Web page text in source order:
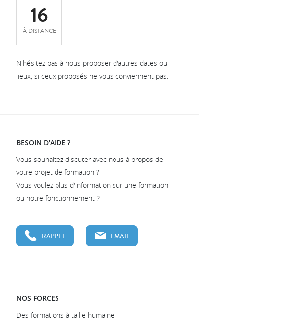
16
À DISTANCE
N'hésitez pas à nous proposer d'autres dates ou
lieux, si ceux proposés ne vous conviennent pas.
BESOIN D'AIDE ?
Vous souhaitez discuter avec nous à propos de
votre projet de formation ?
Vous voulez plus d'information sur une formation
ou notre fonctionnement ?
RAPPEL EMAIL
NOS FORCES
Des formations à taille humaine